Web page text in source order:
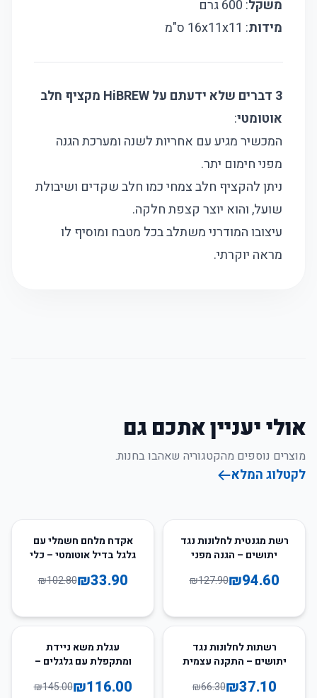
משקל: 600 גרם
מידות: 16x11x11 ס"מ
3 דברים שלא ידעתם על HiBREW מקציף חלב
אוטומטי:
המכשיר מגיע עם אחריות לשנה ומערכת הגנה
מפני חימום יתר.
ניתן להקציף חלב צמחי כמו חלב שקדים ושיבולת
שועל, והוא יוצר קצפת חלקה.
עיצובו המודרני משתלב בכל מטבח ומוסיף לו
מראה יוקרתי.
אולי יעניין אתכם גם
מוצרים נוספים מהקטגוריה שאהבו בחנות.
לקטלוג המלא
26%רשת מגנטית לחלונות נגד
יתושים – הגנה מפני
₪94.60
₪127.90
67
אקדח מלחם חשמלי עם
גלגל בדיל אוטומטי – כלי
₪33.90
₪102.80
רשתות לחלונות נגד
יתושים – התקנה עצמית
₪37.10
₪66.30
עגלת משא ניידת
ומתקפלת עם גלגלים –
₪116.00
₪145.00